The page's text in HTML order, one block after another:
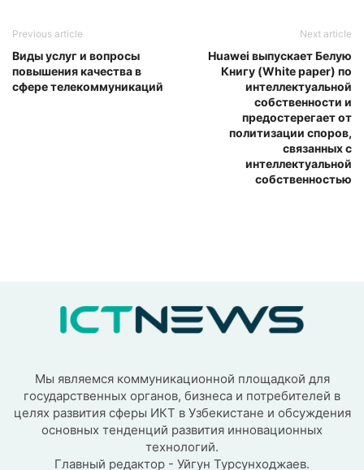
Previous article
Виды услуг и вопросы
повышения качества в
сфере телекоммуникаций
Next article
Huawei выпускает Белую
Книгу (White paper) по
интеллектуальной
собственности и
предостерегает от
политизации споров,
связанных с
интеллектуальной
собственностью
Мы являемся коммуникационной площадкой для
государственных органов, бизнеса и потребителей в
целях развития сферы ИКТ в Узбекистане и обсуждения
основных тенденций развития инновационных
технологий.
Главный редактор - Уйгун Турсунходжаев.